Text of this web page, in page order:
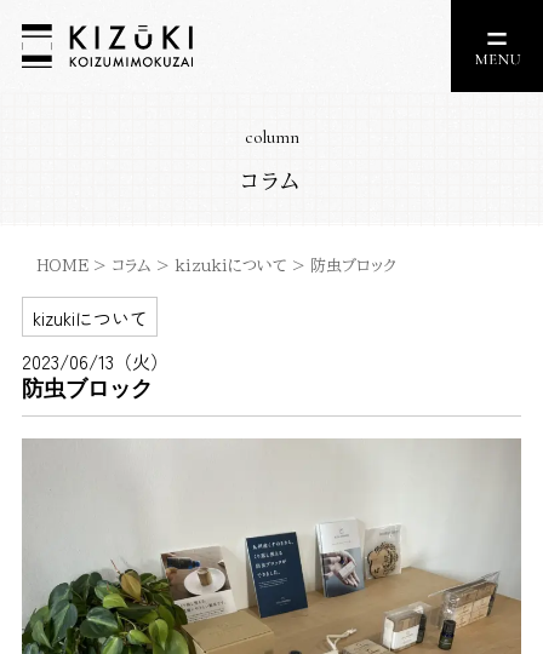
column
コラム
HOME > コラム > kizukiについて > 防虫ブロック
kizukiについて
2023/06/13（火）
防虫ブロック